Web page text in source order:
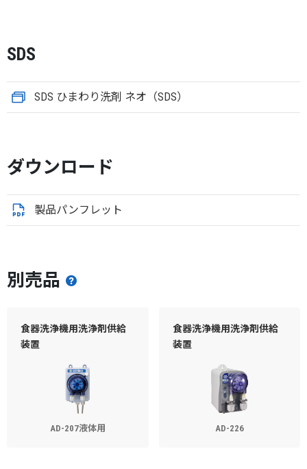
SDS
SDS ひまわり洗剤 ネオ（SDS）
ダウンロード
製品パンフレット
別売品
食器洗浄機用洗浄剤供給
装置
AD-207液体用
食器洗浄機用洗浄剤供給
装置
AD-226